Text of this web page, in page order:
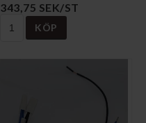
343,75 SEK/ST
KÖP